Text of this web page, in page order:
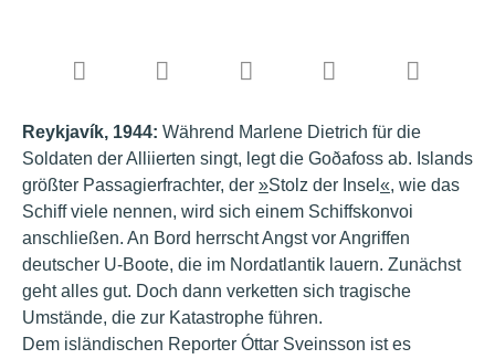
Reykjavík, 1944: Während Marlene Dietrich für die
Soldaten der Alliierten singt, legt die Goðafoss ab. Islands
größter Passagierfrachter, der »Stolz der Insel «, wie das
Schiff viele nennen, wird sich einem Schiffskonvoi
anschließen. An Bord herrscht Angst vor Angriffen
deutscher U-Boote, die im Nordatlantik lauern. Zunächst
geht alles gut. Doch dann verketten sich tragische
Umstände, die zur Katastrophe führen.
Dem isländischen Reporter Óttar Sveinsson ist es